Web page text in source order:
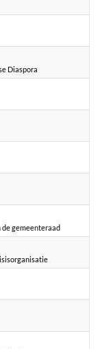
Diaspora
gemeenteraad